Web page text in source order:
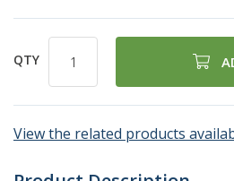
QTY
View the related products